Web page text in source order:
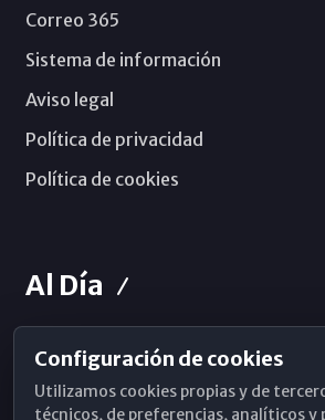
Correo 365
Sistema de información
Aviso legal
Política de privacidad
Política de cookies
Al Día
Horarios de Misa
Hemeroteca
Configuración de cookies
Utilizamos cookies propias y de
técnicos, de preferencias, analíticos y